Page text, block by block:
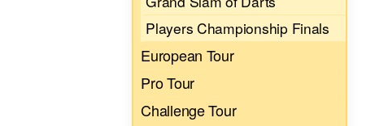
Players Championship Finals
European Tour
Pro Tour
Challenge Tour